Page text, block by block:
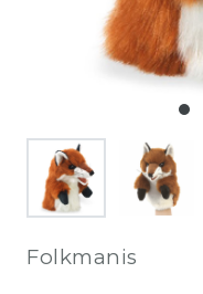
Folkmanis